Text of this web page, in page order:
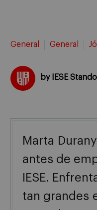
General General
by IESE
Marta Durany
antes de
IESE.
tan grandes